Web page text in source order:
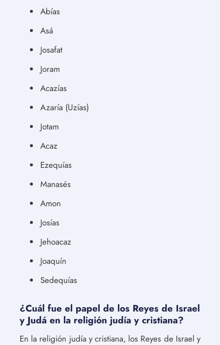
Abías
Asá
Josafat
Joram
Acazías
Azaría (Uzías)
Jotam
Acaz
Ezequías
Manasés
Amon
Josías
Jehoacaz
Joaquín
Sedequías
¿Cuál fue el papel de los Reyes de Israel
y Judá en la religión judía y cristiana?
En la religión judía y cristiana, los Reyes de Israel y